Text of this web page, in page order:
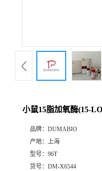
品
小鼠15脂加氧酶(15-
品牌： DUMABIO
产地： 上海
型号： 96T
货号： DM-X6544